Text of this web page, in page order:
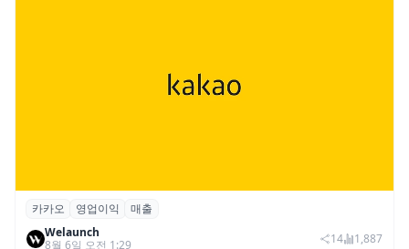
카카오, 2026년 2분기 매출 2조985억·영업
이익 2770억…역대 분기 최대
카카오 영업이익
매출
Welaunch
8월 6일 오전 1:29
14 1,887